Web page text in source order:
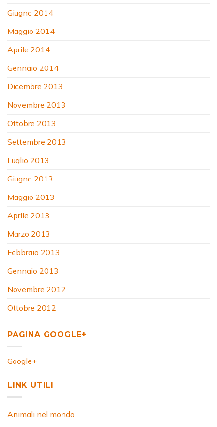
Giugno 2014
Maggio 2014
Aprile 2014
Gennaio 2014
Dicembre 2013
Novembre 2013
Ottobre 2013
Settembre 2013
Luglio 2013
Giugno 2013
Maggio 2013
Aprile 2013
Marzo 2013
Febbraio 2013
Gennaio 2013
Novembre 2012
Ottobre 2012
PAGINA GOOGLE+
Google+
LINK UTILI
Animali nel mondo